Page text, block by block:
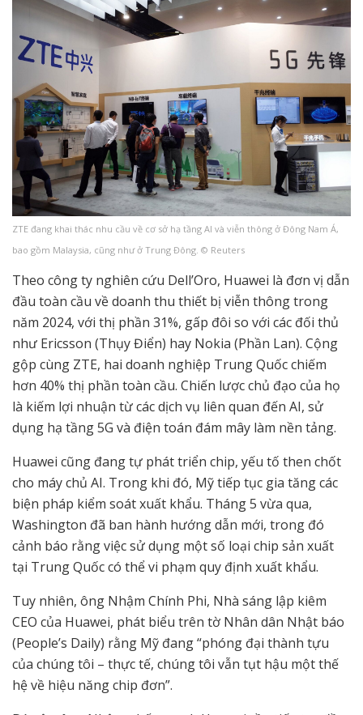
ZTE đang khai thác nhu cầu về cơ sở hạ tầng AI và viễn thông ở Đông Nam Á,
bao gồm Malaysia, cũng như ở Trung Đông. © Reuters
Theo công ty nghiên cứu Dell’Oro, Huawei là đơn vị dẫn
đầu toàn cầu về doanh thu thiết bị viễn thông trong
năm 2024, với thị phần 31%, gấp đôi so với các đối thủ
như Ericsson (Thụy Điển) hay Nokia (Phần Lan). Cộng
gộp cùng ZTE, hai doanh nghiệp Trung Quốc chiếm
hơn 40% thị phần toàn cầu. Chiến lược chủ đạo của họ
là kiếm lợi nhuận từ các dịch vụ liên quan đến AI, sử
dụng hạ tầng 5G và điện toán đám mây làm nền tảng.
Huawei cũng đang tự phát triển chip, yếu tố then chốt
cho máy chủ AI. Trong khi đó, Mỹ tiếp tục gia tăng các
biện pháp kiểm soát xuất khẩu. Tháng 5 vừa qua,
Washington đã ban hành hướng dẫn mới, trong đó
cảnh báo rằng việc sử dụng một số loại chip sản xuất
tại Trung Quốc có thể vi phạm quy định xuất khẩu.
Tuy nhiên, ông Nhậm Chính Phi, Nhà sáng lập kiêm
CEO của Huawei, phát biểu trên tờ Nhân dân Nhật báo
(People’s Daily) rằng Mỹ đang “phóng đại thành tựu
của chúng tôi – thực tế, chúng tôi vẫn tụt hậu một thế
hệ về hiệu năng chip đơn”.